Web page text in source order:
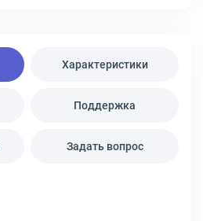
Характеристики
Поддержка
Задать вопрос